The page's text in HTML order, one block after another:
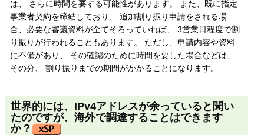
は、 さらに時間を要する可能性があります。 また、既に指定
事業者契約を締結しており、 追加割り振り申請をされる場
合、必要な審議資料が全てそろっていれば、 3営業日程度で割
り振りが行われることもあります。 ただし、申請内容や資料
に不備があり、 その確認のために時間を要した場合などは、
その分、 割り振りまでの期間がかかることになります。
世界的には、IPv4アドレスが余っていると聞い
たのですが、海外で調達することはできます
か？